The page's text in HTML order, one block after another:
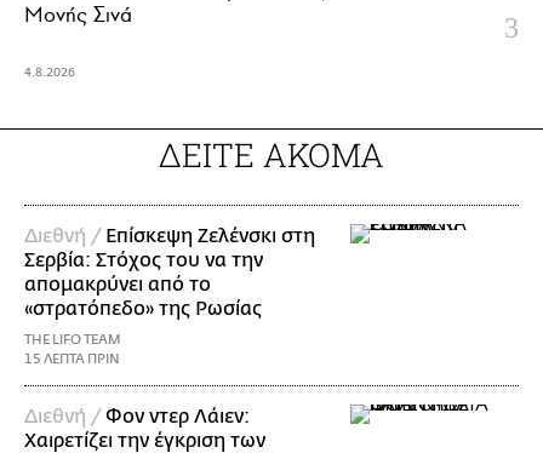
Μονής Σινά
4.8.2026
ΔΕΙΤΕ ΑΚΟΜΑ
Διεθνή / Επίσκεψη Ζελένσκι στη
Σερβία: Στόχος του να την
απομακρύνει από το
«στρατόπεδο» της Ρωσίας
THE LIFO TEAM
15 ΛΕΠΤΑ ΠΡΙΝ
Διεθνή /Φον ντερ Λάιεν:
Χαιρετίζει την έγκριση των